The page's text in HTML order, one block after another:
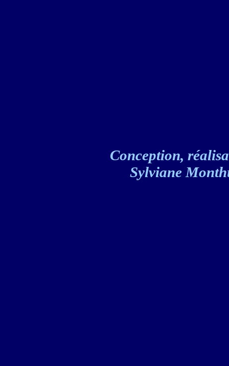
Conception,
Sylviane